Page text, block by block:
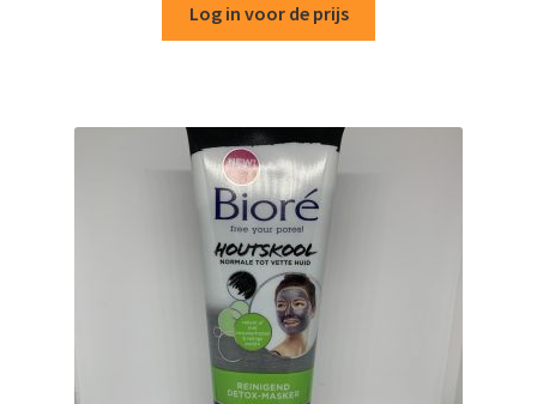
Log in voor de prijs